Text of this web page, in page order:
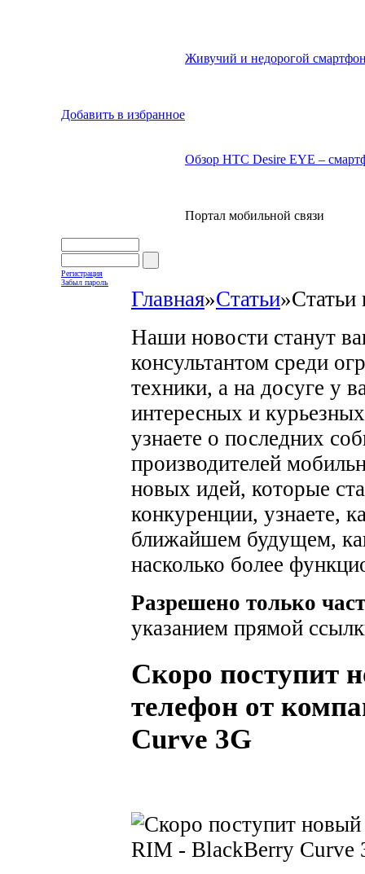
Добавить в избранное
Живучий и недорогой
Обзор HTC Desire EYE –
Портал мобильной связи
Регистрация
Забыл пароль
Главная»Статьи»Статьи
Наши новости станут
консультантом среди
техники, а на досуге у
интересных и
узнаете о последних
производителей
новых идей, которые
конкуренции, узнаете,
ближайшем будущем,
насколько более
Разрешено только
указанием прямой
Скоро поступит
телефон от
Curve 3G